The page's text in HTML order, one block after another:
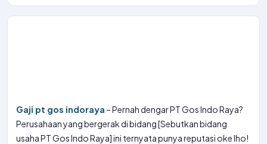
Gaji pt gos indoraya – Pernah dengar PT Gos Indo Raya?
Perusahaan yang bergerak di bidang [Sebutkan bidang
usaha PT Gos Indo Raya] ini ternyata punya reputasi oke lho!